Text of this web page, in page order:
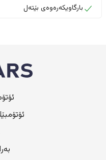
بارگاویکەرەوەی بێتەل